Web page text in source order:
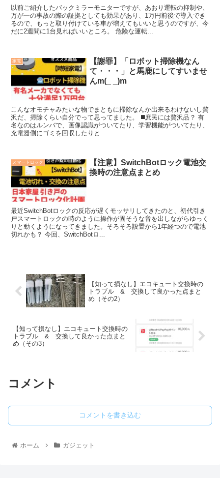
以前ご紹介したバックミラーモニターですが、あおり運転の抑制や、
万が一の事故の際の証拠としても効果があり、1万円前後で導入でき
るので、もっと取り付けている車が増えてもいいと思うのですが、今
だに2週間に1台見ればいいところ。 危険な運転...
家電
【謝罪】「ロボット掃除機なん
て・・・」と馬鹿にしてすいませ
んm(_ _)m
こんなオモチャみたいな物でまともに掃除なんか出来るわけないし贅
沢だ、掃除くらい自分でって思ってました。 ◼️庶民には贅沢品？ 有
名なのはルンバで、画像認識がついてたり、学習機能がついてたり、
充電器側にゴミを回収したりと...
スマートロック
【注意】SwitchBotロック電池交
換時の注意点まとめ
最近SwitchBotロックの反応が遅くモッサリしてきたのと、初代引き
戸スマートロックの時のように操作が固そうな音を出しながらゆっく
りと動くようになってきました。そろそろ設置から1年経つので電池
切れかも？ 今回、SwitchBotロ...
【知って損なし】エコキュート交換時の
トラブル & 交換して良かった点まと
め（その2）
【知って損なし】エコキュート交換時の
トラブル & 交換して良かった点まと
め（その3）
コメント
コメントを書き込む
ホーム ガジェット